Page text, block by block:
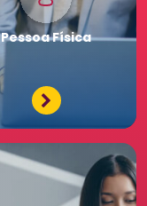
PessoaFísica